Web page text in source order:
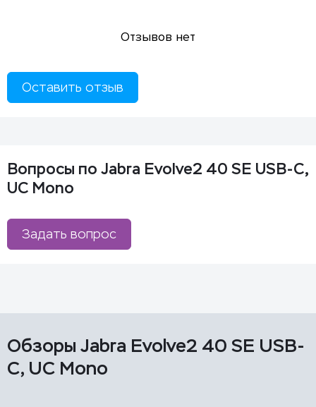
Отзывов нет
Оставить отзыв
Вопросы по Jabra Evolve2 40 SE USB-C,
UC Mono
Задать вопрос
Обзоры Jabra Evolve2 40 SE USB-
C, UC Mono